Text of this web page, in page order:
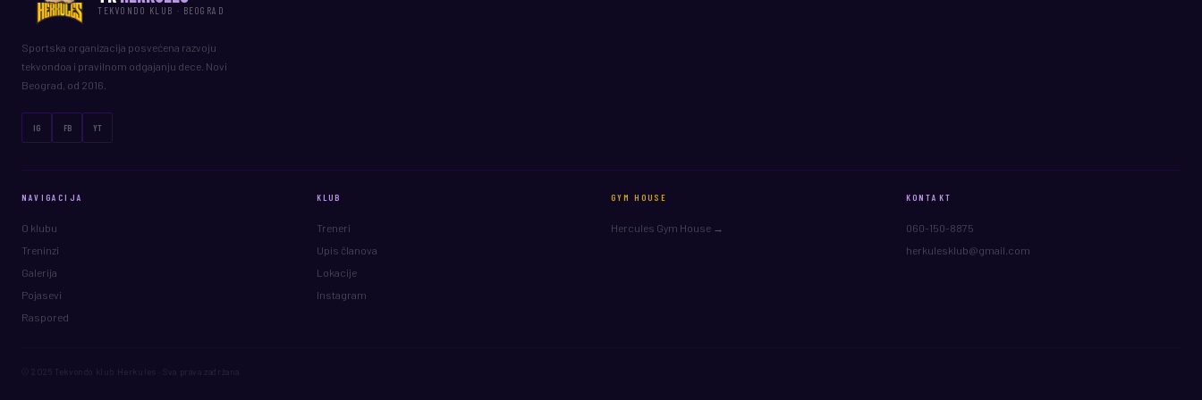
TEKVONDO KLUB · BEOGRAD
Sportska organizacija posvećena razvoju
tekvondoa i pravilnom odgajanju dece. Novi
Beograd, od 2016.
IG FB YT
NAVIGACIJA
O klubu
Treninzi
Galerija
Pojasevi
Raspored
KLUB
Treneri
Upis članova
Lokacije
Instagram
GYM HOUSE
Hercules Gym House →
KONTAKT
060-150-8875
herkulesklub@gmail.com
© 2026 Tekvondo klub Herkules · Sva prava zadržana